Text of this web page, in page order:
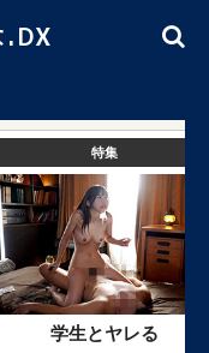
.DX
特集
学生とヤレる